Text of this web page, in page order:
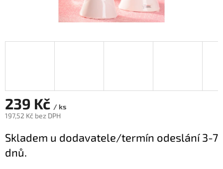
239 Kč / ks
197,52 Kč bez DPH
cena:
Skladem u dodavatele/termín odeslání 3-7
dnů.